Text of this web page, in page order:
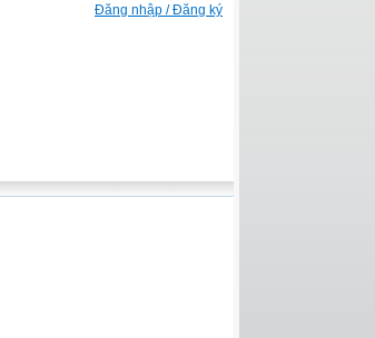
Đăng nhập / Đăng ký